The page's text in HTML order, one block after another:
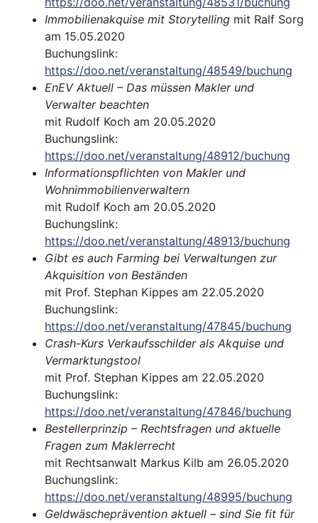
Immobilienakquise mit Storytelling mit Ralf Sorg
am 15.05.2020
Buchungslink:
https://doo.net/veranstaltung/48549/buchung
EnEV Aktuell – Das müssen Makler und
Verwalter beachten
mit Rudolf Koch am 20.05.2020
Buchungslink:
https://doo.net/veranstaltung/48912/buchung
Informationspflichten von Makler und
Wohnimmobilienverwaltern
mit Rudolf Koch am 20.05.2020
Buchungslink:
https://doo.net/veranstaltung/48913/buchung
Gibt es auch Farming bei Verwaltungen zur
Akquisition von Beständen
mit Prof. Stephan Kippes am 22.05.2020
Buchungslink:
https://doo.net/veranstaltung/47845/buchung
Crash-Kurs Verkaufsschilder als Akquise und
Vermarktungstool
mit Prof. Stephan Kippes am 22.05.2020
Buchungslink:
https://doo.net/veranstaltung/47846/buchung
Bestellerprinzip – Rechtsfragen und aktuelle
Fragen zum Maklerrecht
mit Rechtsanwalt Markus Kilb am 26.05.2020
Buchungslink:
https://doo.net/veranstaltung/48995/buchung
Geldwäscheprävention aktuell – sind Sie fit für